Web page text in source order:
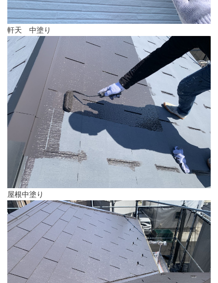
軒天 中塗り
屋根中塗り